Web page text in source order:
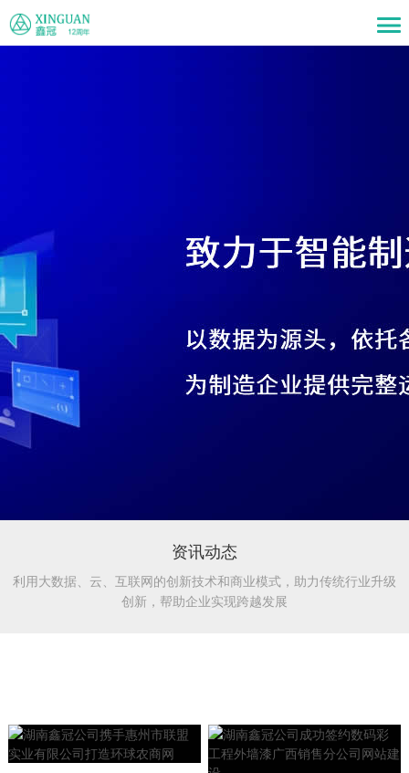
资讯动态
利用大数据、云、互联网的创新技术和商业模式，助力传统行业升级
创新，帮助企业实现跨越发展